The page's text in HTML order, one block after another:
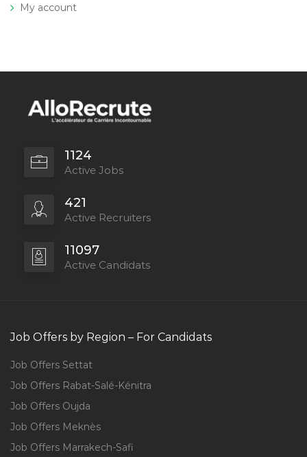
My account
1124
Active Jobs
421
Active Recruiters
11097
Active Candidats
Job Offers by Region – For Candidats
Job Offers Settat
Job Offers Rabat-Salé-Kénitra
Job Offers Oujda
Job Offers Meknès
Job Offers Marrakech-Safi